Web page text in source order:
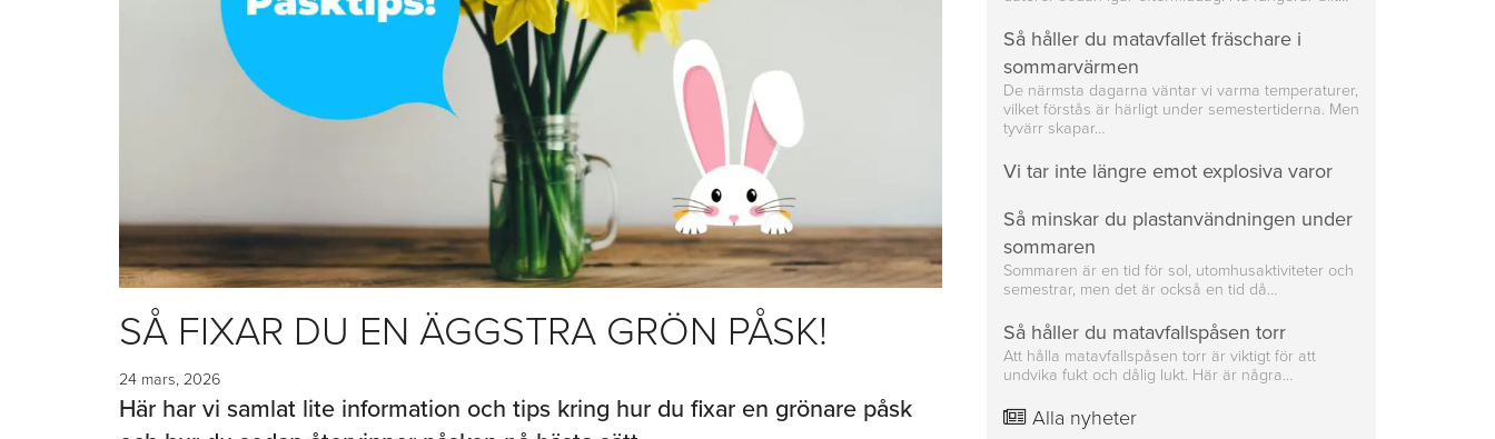
SÅ FIXAR DU EN ÄGGSTRA GRÖN PÅSK!
24 mars, 2026
Här har vi samlat lite information och tips kring hur du fixar en grönare påsk
Så håller du matavfallet fräschare i
sommarvärmen
De närmsta dagarna väntar vi varma temperaturer,
vilket förstås är härligt under semestertiderna. Men
tyvärr skapar…
Vi tar inte längre emot explosiva varor
Så minskar du plastanvändningen under
sommaren
Sommaren är en tid för sol, utomhusaktiviteter och
semestrar, men det är också en tid då…
Så håller du matavfallspåsen torr
Att hålla matavfallspåsen torr är viktigt för att
undvika fukt och dålig lukt. Här är några…
Alla nyheter